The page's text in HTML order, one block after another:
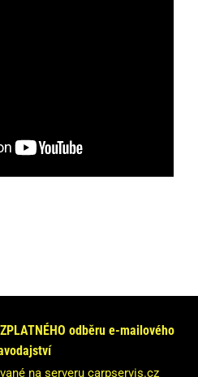
na nás obrátit!
Vám do 24 hodin.
nikde zveřejňovat.
odběru e-mailového
na serveru carpservis.cz